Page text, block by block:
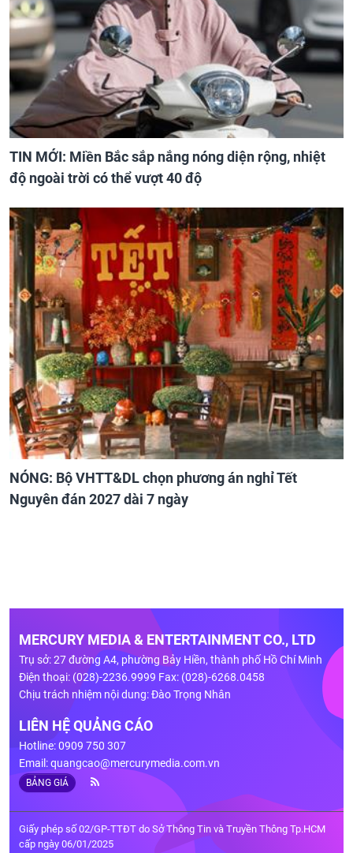
TIN MỚI: Miền Bắc sắp nắng nóng diện rộng, nhiệt
độ ngoài trời có thể vượt 40 độ
NÓNG: Bộ VHTT&DL chọn phương án nghỉ Tết
Nguyên đán 2027 dài 7 ngày
MERCURY MEDIA & ENTERTAINMENT CO., LTD
Trụ sở: 27 đường A4, phường Bảy Hiền, thành phố Hồ Chí Minh
Điện thoại: (028)-2236.9999 Fax: (028)-6268.0458
Chịu trách nhiệm nội dung: Đào Trọng Nhân
LIÊN HỆ QUẢNG CÁO
Hotline: 0909 750 307
Email:quangcao@mercurymedia.com.vn
BẢNG GIÁ
Giấy phép số 02/GP-TTĐT do Sở Thông Tin và Truyền Thông Tp.HCM
cấp ngày 06/01/2025